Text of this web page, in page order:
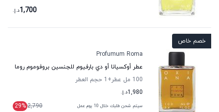
1,700د.إ.
خصم خاص
Profumum Roma
عطر أوكسيانا أو دي بارفيوم للجنسين بروفوموم روما
100 مل عطر
+1
حجم العطر
1,980د.إ.
سيتم شحن طلبك خلال 10 يوم عمل 2,790
29%